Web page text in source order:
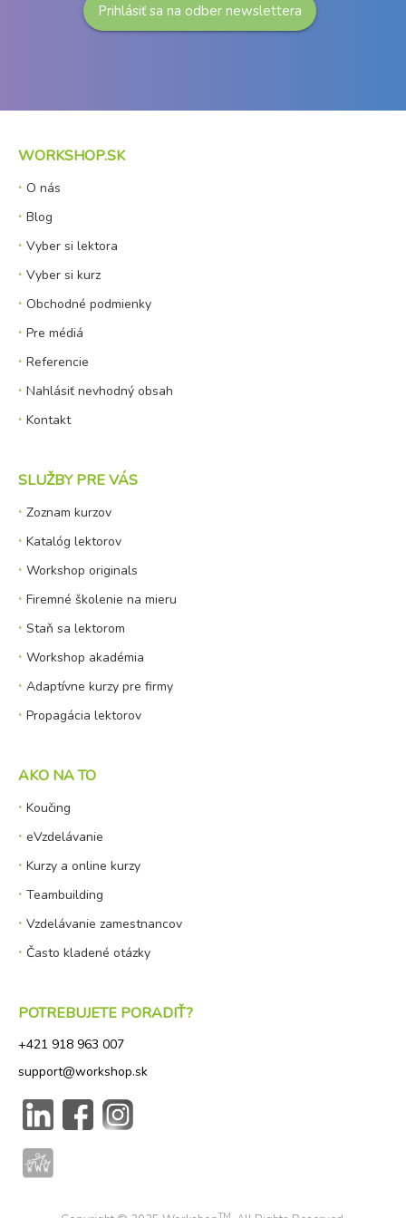
Prihlásiť sa na odber newslettera
WORKSHOP.SK
O nás
Blog
Vyber si lektora
Vyber si kurz
Obchodné podmienky
Pre médiá
Referencie
Nahlásiť nevhodný obsah
Kontakt
SLUŽBY PRE VÁS
Zoznam kurzov
Katalóg lektorov
Workshop originals
Firemné školenie na mieru
Staň sa lektorom
Workshop akadémia
Adaptívne kurzy pre firmy
Propagácia lektorov
AKO NA TO
Koučing
eVzdelávanie
Kurzy a online kurzy
Teambuilding
Vzdelávanie zamestnancov
Často kladené otázky
POTREBUJETE PORADIŤ?
+421 918 963 007
support@workshop.sk